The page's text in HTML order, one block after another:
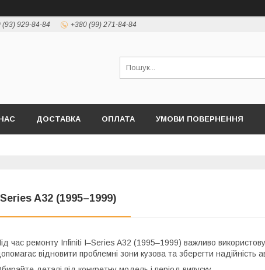
(93) 929-84-84 +380 (99) 271-84-84
ДОСТАВКА ОПЛАТА УМОВИ ПОВЕРНЕННЯ
A32 (1995–1999)
час ремонту Infiniti I–Series A32 (1995–1999) важливо
відновити проблемні зони кузова та зберегти надійність